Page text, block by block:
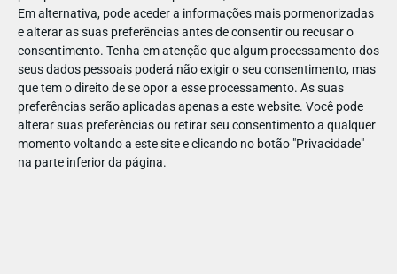
Em alternativa, pode aceder a informações mais pormenorizadas
e alterar as suas preferências antes de consentir ou recusar o
consentimento. Tenha em atenção que algum processamento dos
seus dados pessoais poderá não exigir o seu consentimento, mas
que tem o direito de se opor a esse processamento. As suas
preferências serão aplicadas apenas a este website. Você pode
alterar suas preferências ou retirar seu consentimento a qualquer
momento voltando a este site e clicando no botão "Privacidade"
na parte inferior da página.
639521248972635